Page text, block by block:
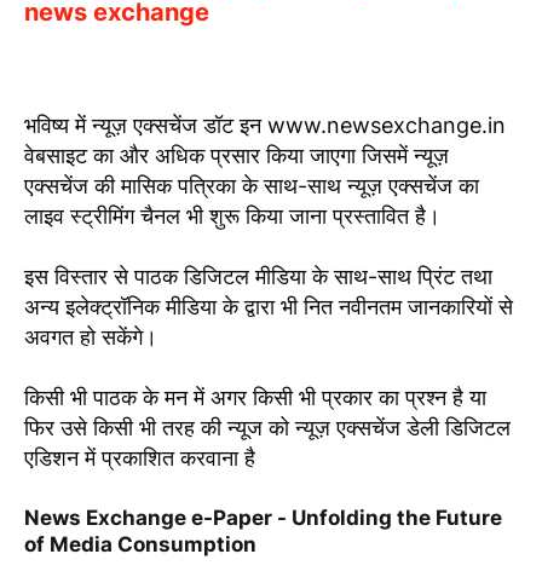
news exchange
भविष्य में न्यूज़ एक्सचेंज डॉट इन www.newsexchange.in
वेबसाइट का और अधिक प्रसार किया जाएगा जिसमें न्यूज़
एक्सचेंज की मासिक पत्रिका के साथ-साथ न्यूज़ एक्सचेंज का
लाइव स्ट्रीमिंग चैनल भी शुरू किया जाना प्रस्तावित है।
इस विस्तार से पाठक डिजिटल मीडिया के साथ-साथ प्रिंट तथा
अन्य इलेक्ट्रॉनिक मीडिया के द्वारा भी नित नवीनतम जानकारियों से
अवगत हो सकेंगे।
किसी भी पाठक के मन में अगर किसी भी प्रकार का प्रश्न है या
फिर उसे किसी भी तरह की न्यूज को न्यूज़ एक्सचेंज डेली डिजिटल
एडिशन में प्रकाशित करवाना है
News Exchange e-Paper - Unfolding the Future
of Media Consumption